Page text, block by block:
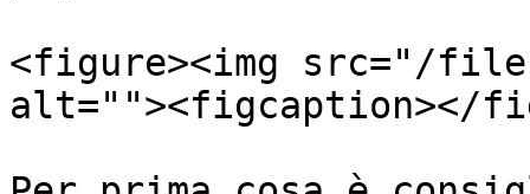
<figure><img src="/files/
alt=""><figcaption></